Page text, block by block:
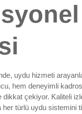
uydu hizmeti
hem deneyimli
dikkat çekiyor. Kaliteli
her türlü uydu sistemini